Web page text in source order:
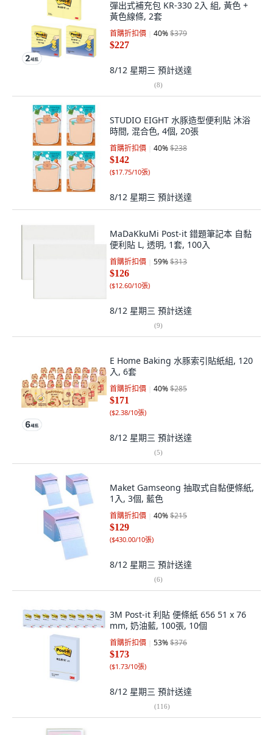
彈出式補充包 KR-330 2入 組, 黃色 +
黃色線條, 2套
首購折扣價 40%$379
$227
8/12 星期三 預計送達
(8)
STUDIO EIGHT 水豚造型便利貼 沐浴
時間, 混合色, 4個, 20張
首購折扣價 40%$238
$142
($17.75/10張)
8/12 星期三 預計送達
MaDaKkuMi Post-it 錯題筆記本 自黏
便利貼 L, 透明, 1套, 100入
首購折扣價 59%$313
$126
($12.60/10張)
8/12 星期三 預計送達
(9)
E Home Baking 水豚索引貼紙組, 120
入, 6套
首購折扣價 40%$285
$171
($2.38/10張)
8/12 星期三 預計送達
(5)
Maket Gamseong 抽取式自黏便條紙,
1入, 3個, 藍色
首購折扣價 40%$215
$129
($430.00/10張)
8/12 星期三 預計送達
(6)
3M Post-it 利貼 便條紙 656 51 x 76
mm, 奶油藍, 100張, 10個
首購折扣價 53%$376
$173
($1.73/10張)
8/12 星期三 預計送達
(116)